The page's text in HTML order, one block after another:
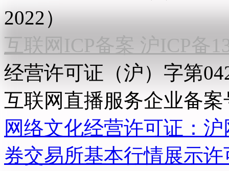
2022）
互联网ICP备案 沪ICP备
经营许可证（沪）字第
互联网直播服务企业备案
网络文化经营许可证：
券交易所基本行情展示许